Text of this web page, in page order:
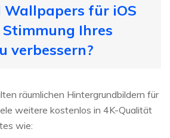
Wallpapers für iOS
Stimmung Ihres
verbessern?
räumlichen Hintergrundbildern für
weitere kostenlos in 4K-Qualität
wie: